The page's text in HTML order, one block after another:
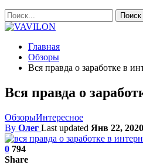
Главная
Обзоры
Вся правда о заработке в
Вся правда о
ОбзорыИнтересное
By Олег Last updated Янв 22, 2020
0 794
Share